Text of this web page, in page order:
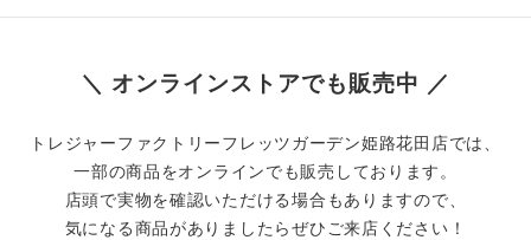
＼ オンラインストアでも販売中 ／
トレジャーファクトリーフレッツガーデン姫路花田店では、
一部の商品をオンラインでも販売しております。
店頭で実物を確認いただける場合もありますので、
気になる商品がありましたらぜひご来店ください！